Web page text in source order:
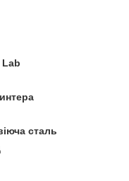
Lab
сталь